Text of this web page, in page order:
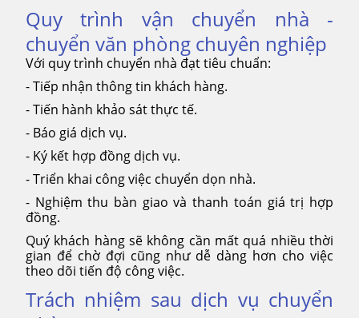
Quy trình vận chuyển nhà -
chuyển văn phòng chuyên nghiệp
Với quy trình chuyển nhà đạt tiêu chuẩn:
- Tiếp nhận thông tin khách hàng.
- Tiến hành khảo sát thực tế.
- Báo giá dịch vụ.
- Ký kết hợp đồng dịch vụ.
- Triển khai công việc chuyển dọn nhà.
- Nghiệm thu bàn giao và thanh toán giá trị hợp
đồng.
Quý khách hàng sẽ không cần mất quá nhiều thời
gian để chờ đợi cũng như dễ dàng hơn cho việc
theo dõi tiến độ công việc.
Trách nhiệm sau dịch vụ chuyển